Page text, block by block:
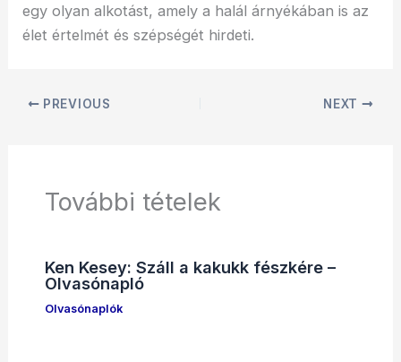
egy olyan alkotást, amely a halál árnyékában is az
élet értelmét és szépségét hirdeti.
PREVIOUS NEXT
További tételek
Ken Kesey: Száll a kakukk fészkére –
Olvasónapló
Olvasónaplók